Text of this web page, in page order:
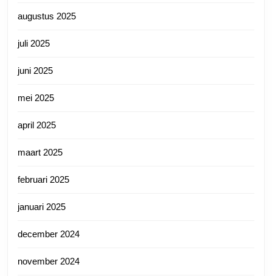
augustus 2025
juli 2025
juni 2025
mei 2025
april 2025
maart 2025
februari 2025
januari 2025
december 2024
november 2024